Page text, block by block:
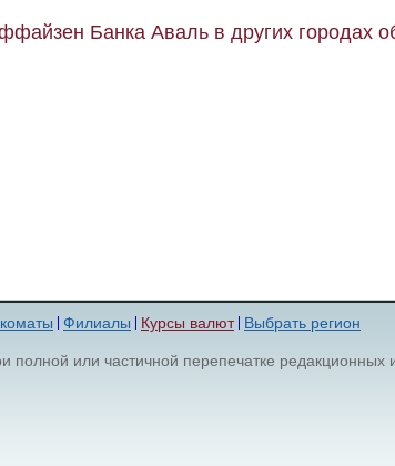
Банка Аваль в других городах
Филиалы Курсы валют Выбрать регион
полной или частичной перепечатке редакционных